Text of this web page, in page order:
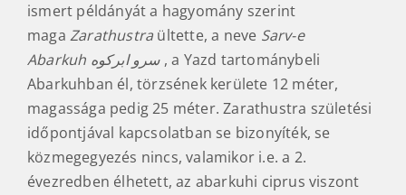
ismert példányát a hagyomány szerint
maga Zarathustra ültette, a neve Sarv-e
Abarkuh سرو ابرکوه, a Yazd tartománybeli
Abarkuhban él, törzsének kerülete 12 méter,
magassága pedig 25 méter. Zarathustra születési
időpontjával kapcsolatban se bizonyíték, se
közmegegyezés nincs, valamikor i.e. a 2.
évezredben élhetett, az abarkuhi ciprus viszont